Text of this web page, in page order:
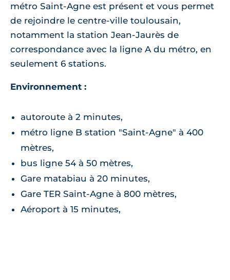
métro Saint-Agne est présent et vous permet
de rejoindre le centre-ville toulousain,
notamment la station Jean-Jaurès de
correspondance avec la ligne A du métro, en
seulement 6 stations.
Environnement :
autoroute à 2 minutes,
métro ligne B station "Saint-Agne" à 400
mètres,
bus ligne 54 à 50 mètres,
Gare matabiau à 20 minutes,
Gare TER Saint-Agne à 800 mètres,
Aéroport à 15 minutes,